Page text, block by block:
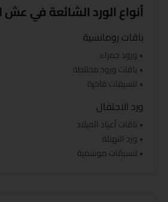
أنواع الورد الشائعة فيعش
باقات رومانسية
• ورود حمراء
• باقات ورود مختلطة
• تنسيقات فاخرة
ورد الاحتفال
• باقات أعياد الميلاد
• ورد التهنئة
• تنسيقات موسمية